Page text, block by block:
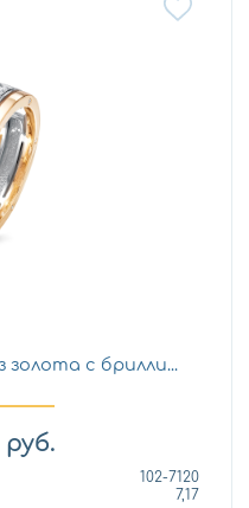
золота с брилли...
руб.
102-7120
7,17